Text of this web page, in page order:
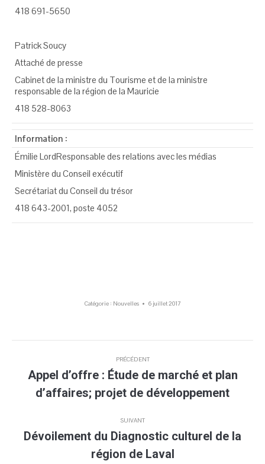
418 691-5650
Patrick Soucy
Attaché de presse
Cabinet de la ministre du Tourisme et de la ministre
responsable de la région de la Mauricie
418 528-8063
Information :
Émilie LordResponsable des relations avec les médias
Ministère du Conseil exécutif
Secrétariat du Conseil du trésor
418 643-2001, poste 4052
Catégorie : Nouvelles 6 juillet 2017
article
PRÉCÉDENT
précédent
Appel d’offre : Étude de marché et plan
d’affaires; projet de développement
SUIVANT
Article
suivant
Dévoilement du Diagnostic culturel de la
région de Laval